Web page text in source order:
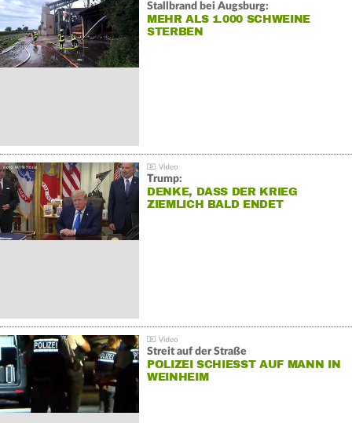
Stallbrand bei Augsburg:
MEHR ALS 1.000 SCHWEINE
STERBEN
Trump:
DENKE, DASS DER KRIEG
ZIEMLICH BALD ENDET
Streit auf der Straße
POLIZEI SCHIESST AUF MANN IN W
EINHEIM